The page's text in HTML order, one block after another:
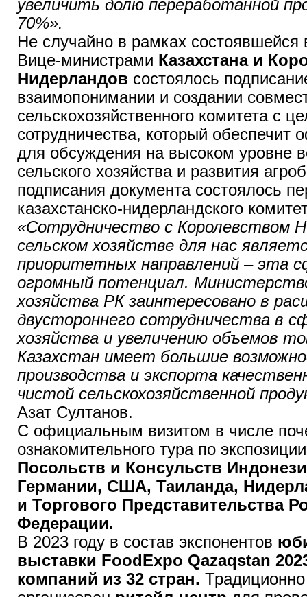
увеличить долю переработанной
70%».
Не случайно в рамках состоявшейся
Вице-министрами Казахстана и
Нидерландов состоялось
взаимопонимании и создании
сельскохозяйственного комитета с
сотрудничества, который обеспечит
для обсуждения на высоком уровне
сельского хозяйства и развития
подписания документа состоялось
казахстанско-нидерландского
«Сотрудничество с Королевством
сельском хозяйстве для нас
приоритетных направлений – эта
огромный потенциал.
хозяйства РК заинтересовано в
двустороннего сотрудничества в
хозяйства и увеличению объемов
Казахстан имеет большие
производства и экспорта
чистой сельскохозяйственной
Азат Султанов.
С официальным визитом в числе
ознакомительного тура по
Посольств и Консульств
Германии, США, Таиланда,
и Торгового Представительства
Федерации.
В 2023 году в состав экспонентов
выставки FoodExpo Qazaqstan
компаний из 32 стран.